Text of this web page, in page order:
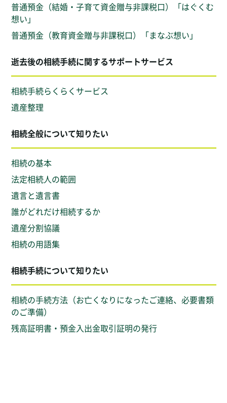
普通預金（結婚・子育て資金贈与非課税口）「はぐくむ
想い」
普通預金（教育資金贈与非課税口）「まなぶ想い」
逝去後の相続手続に関するサポートサービス
相続手続らくらくサービス
遺産整理
相続全般について知りたい
相続の基本
法定相続人の範囲
遺言と遺言書
誰がどれだけ相続するか
遺産分割協議
相続の用語集
相続手続について知りたい
相続の手続方法（お亡くなりになったご連絡、必要書類
のご準備）
残高証明書・預金入出金取引証明の発行